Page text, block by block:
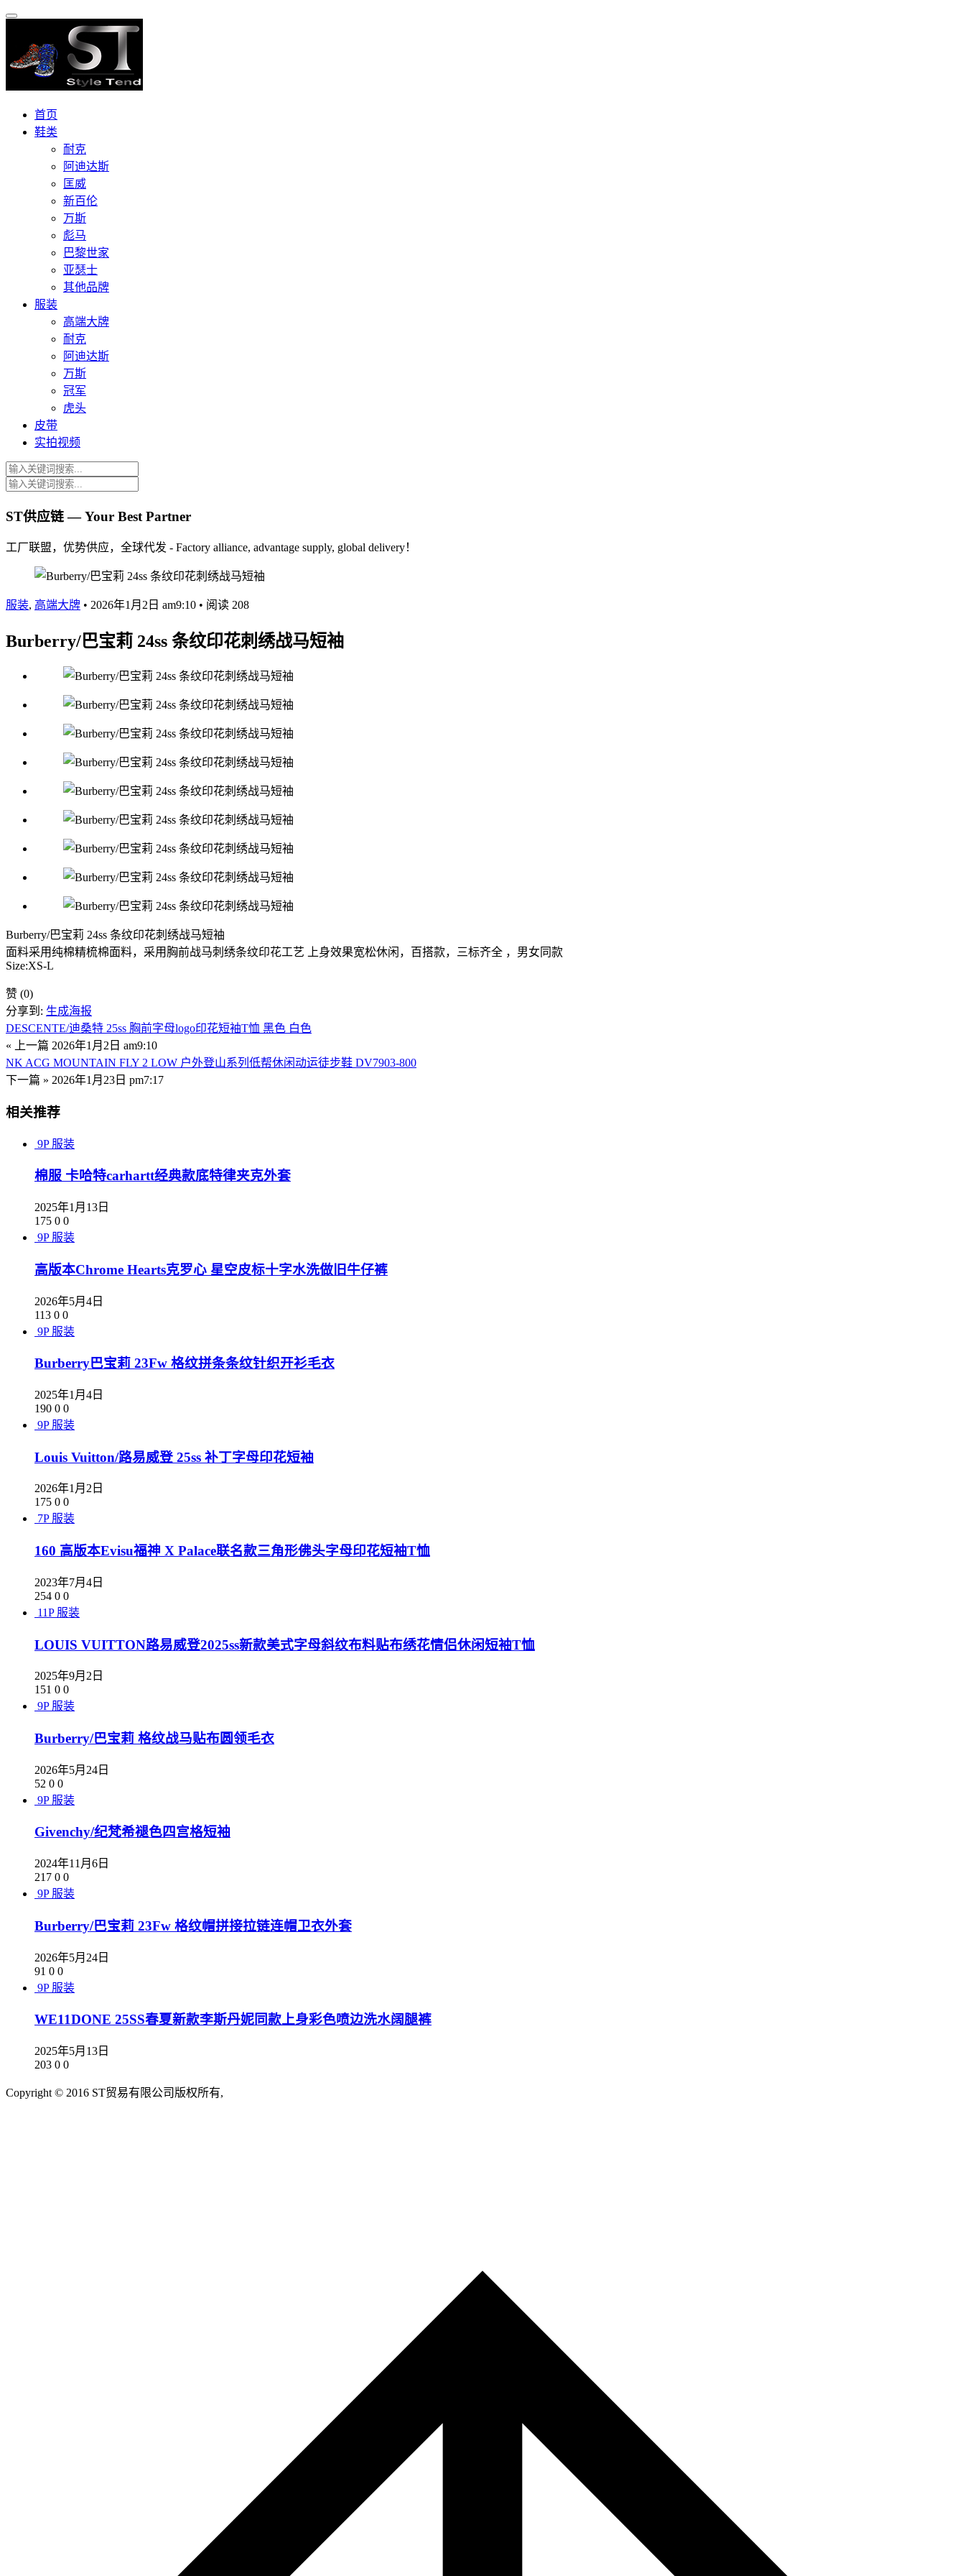
首页
鞋类
耐克
阿迪达斯
匡威
新百伦
万斯
彪马
巴黎世家
亚瑟士
其他品牌
服装
高端大牌
耐克
阿迪达斯
万斯
冠军
虎头
皮带
实拍视频
ST供应链 — Your Best Partner
工厂联盟，优势供应，全球代发 - Factory alliance, advantage supply, global delivery！
服装, 高端大牌 • 2026年1月2日 am9:10 • 阅读 208
Burberry/巴宝莉 24ss 条纹印花刺绣战马短袖
Burberry/巴宝莉 24ss 条纹印花刺绣战马短袖
面料采用纯棉精梳棉面料，采用胸前战马刺绣条纹印花工艺 上身效果宽松休闲，百搭款，三标齐全 ，男女同款
Size:XS-L
赞 (0)
分享到: 生成海报
DESCENTE/迪桑特 25ss 胸前字母logo印花短袖T恤 黑色 白色
« 上一篇 2026年1月2日 am9:10
NK ACG MOUNTAIN FLY 2 LOW 户外登山系列低帮休闲动运徒步鞋 DV7903-800
下一篇 » 2026年1月23日 pm7:17
相关推荐
9P 服装
棉服 卡哈特carhartt经典款底特律夹克外套
2025年1月13日
175 0 0
9P 服装
高版本Chrome Hearts克罗心 星空皮标十字水洗做旧牛仔裤
2026年5月4日
113 0 0
9P 服装
Burberry巴宝莉 23Fw 格纹拼条条纹针织开衫毛衣
2025年1月4日
190 0 0
9P 服装
Louis Vuitton/路易威登 25ss 补丁字母印花短袖
2026年1月2日
175 0 0
7P 服装
160 高版本Evisu福神 X Palace联名款三角形佛头字母印花短袖T恤
2023年7月4日
254 0 0
11P 服装
LOUIS VUITTON路易威登2025ss新款美式字母斜纹布料贴布绣花情侣休闲短袖T恤
2025年9月2日
151 0 0
9P 服装
Burberry/巴宝莉 格纹战马贴布圆领毛衣
2026年5月24日
52 0 0
9P 服装
Givenchy/纪梵希褪色四宫格短袖
2024年11月6日
217 0 0
9P 服装
Burberry/巴宝莉 23Fw 格纹帽拼接拉链连帽卫衣外套
2026年5月24日
91 0 0
9P 服装
WE11DONE 25SS春夏新款李斯丹妮同款上身彩色喷边洗水阔腿裤
2025年5月13日
203 0 0
Copyright © 2016 ST贸易有限公司版权所有,